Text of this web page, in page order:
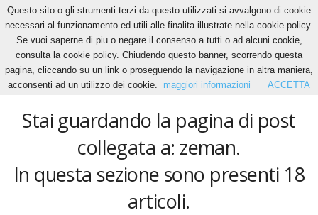
Home Tags Zeman
zeman
Stai guardando la pagina di post
collegata a: zeman.
In questa sezione sono presenti 18
articoli.
Questo sito o gli strumenti terzi da questo utilizzati si avvalgono di cookie
necessari al funzionamento ed utili alle finalita illustrate nella cookie policy.
Se vuoi saperne di piu o negare il consenso a tutti o ad alcuni cookie,
consulta la cookie policy. Chiudendo questo banner, scorrendo questa
pagina, cliccando su un link o proseguendo la navigazione in altra maniera,
acconsenti ad un utilizzo dei cookie.
maggiori informazioni ACCETTA